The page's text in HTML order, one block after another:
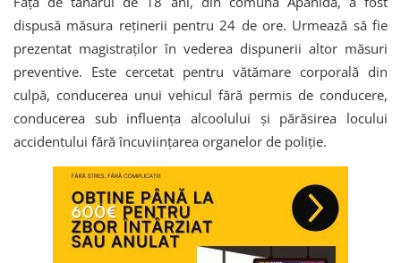
dispusă măsura reținerii pentru 24 de ore. Urmează să fie
prezentat magistraților în vederea dispunerii altor măsuri
preventive. Este cercetat pentru vătămare corporală din
culpă, conducerea unui vehicul fără permis de conducere,
conducerea sub influența alcoolului și părăsirea locului
accidentului fără încuviințarea organelor de poliție.